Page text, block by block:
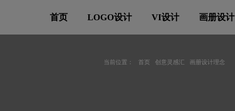
首页 LOGO设计 VI设计 画册设计
当前位置： 首页 创意灵感汇
画册设计理念